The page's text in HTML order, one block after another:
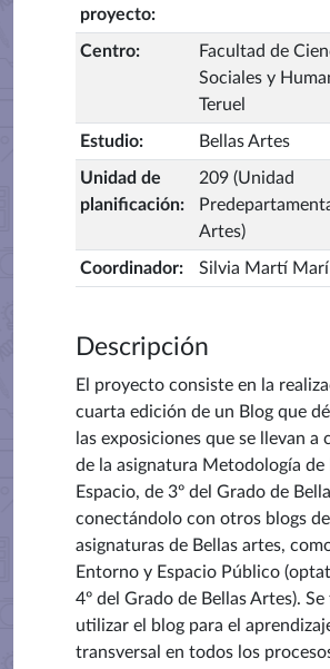
proyecto:
Centro:
Facultad de
Sociales y
Teruel
Estudio: Bellas Artes
Unidad de
planificación:
209 (Unidad
Artes)
Coordinador: Silvia Martí Marí
Descripción
El proyecto consiste en la
cuarta edición de un Blog que
las exposiciones que se llevan a
de la asignatura Metodología de
Espacio, de 3º del Grado de
conectándolo con otros blogs de
asignaturas de Bellas artes,
Entorno y Espacio Público
4º del Grado de Bellas Artes).
utilizar el blog para el
transversal en todos los